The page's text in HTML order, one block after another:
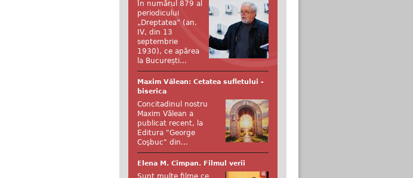
În numărul 879 al
periodicului
„Dreptatea” (an.
IV, din 13
septembrie
1930), ce apărea
la București...
Maxim Vălean: Cetatea sufletului -
biserica
Concitadinul nostru
Maxim Vălean a
publicat recent, la
Editura "George
Coşbuc" din...
Elena M. Cîmpan. Filmul verii
Sunt multe filme ce